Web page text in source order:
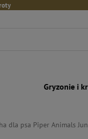
Gryzonie i
dla psa Piper Animals